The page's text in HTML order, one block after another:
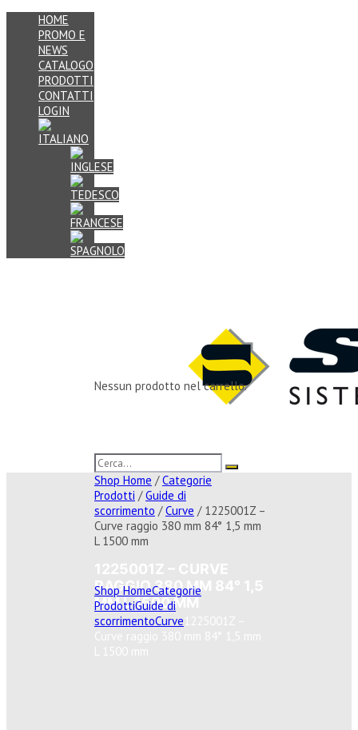
HOME
PROMO E
NEWS
CATALOGO
PRODOTTI
CONTATTI
LOGIN
Nessun prodotto nel carrello.
Shop Home /Categorie
Prodotti /Guide di
scorrimento /Curve / 1225001Z –
Curve raggio 380 mm 84° 1,5 mm
L 1500 mm
RAGGIO 380 MM 84° 1,5
MM L 1500 MM
Shop HomeCategorie
ProdottiGuide di
scorrimentoCurve